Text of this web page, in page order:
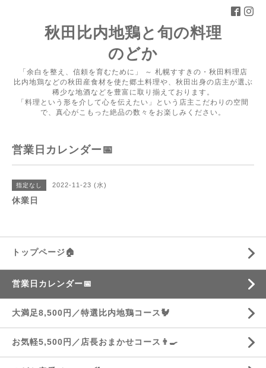
秋田比内地鶏と旬の料理
のどか
「余白を整え、信頼を育むために」 ～ 札幌すすきの・秋田料理店
比内地鶏などの秋田産食材を使た郷土料理や、秋田出身の店主が選ぶ
稀少な地酒などを豊富に取り揃えております。
「料理という形を介して心を伝えたい」という店主こだわりの空間
で、真心がこもった絶品の数々をお楽しみください。
営業日カレンダー📅
指定なし 2022-11-23 (水)
休業日
トップページ🏠
営業日カレンダー📅
大満足8,500円／特選比内地鶏コース🐓
お気軽5,500円／店長おまかせコース👨‍🍳